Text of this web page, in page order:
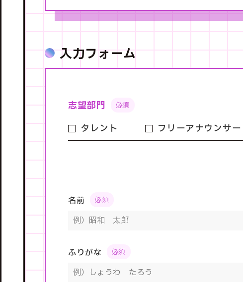
入力フォーム
志望部門
タレント
フリーアナウンサー
名前
ふりがな